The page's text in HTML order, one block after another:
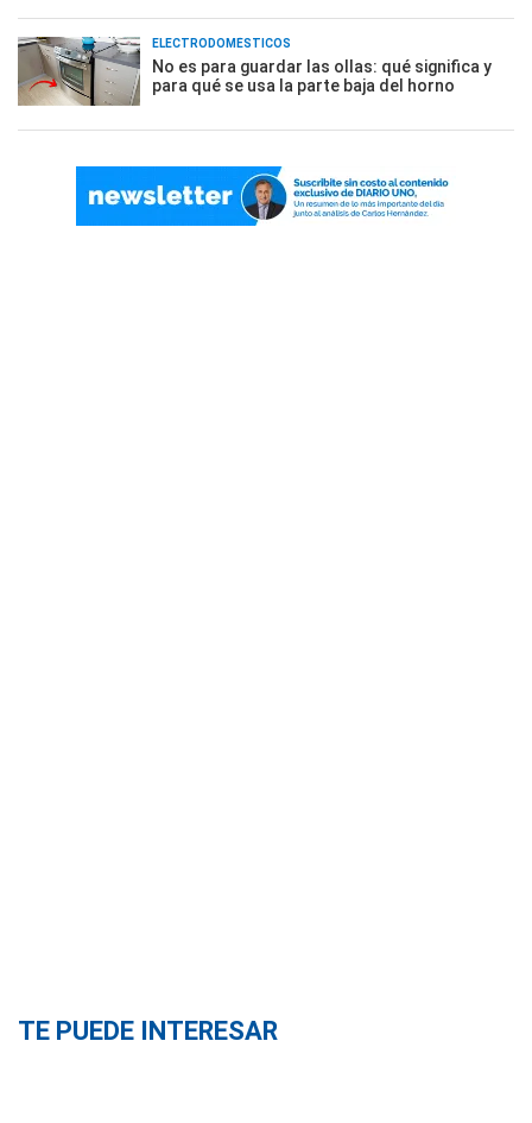
ELECTRODOMÉSTICOS
No es para guardar las ollas: qué significa y
para qué se usa la parte baja del horno
TE PUEDE INTERESAR